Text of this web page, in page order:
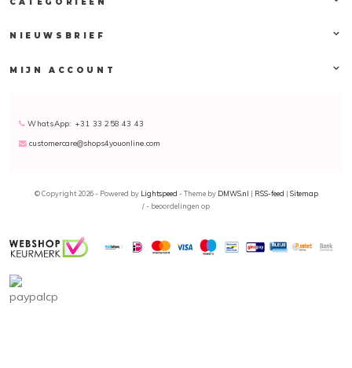
NIEUWSBRIEF
MIJN ACCOUNT
WhatsApp: +31 33 258 43 43
customercare@shops4youonline.com
© Copyright 2026 - Powered by Lightspeed - Theme by DMWS.nl | RSS-feed | Sitemap
/- beoordelingen op